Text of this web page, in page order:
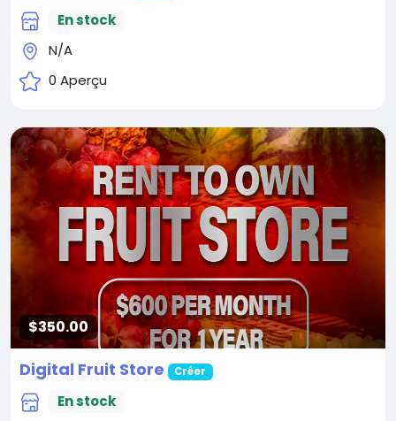
En stock
N/A
0 Aperçu
$350.00
Digital Fruit Store Créer
En stock